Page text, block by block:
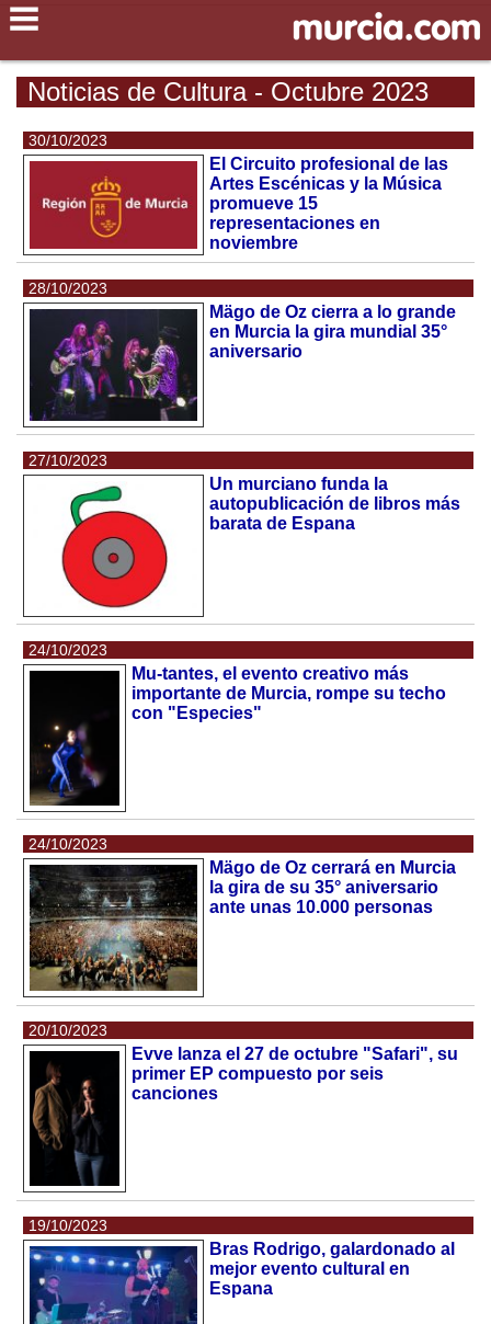
Noticias de Cultura - Octubre 2023
30/10/2023
El Circuito profesional de las
Artes Escénicas y la Música
promueve 15
representaciones en
noviembre
28/10/2023
Mägo de Oz cierra a lo grande
en Murcia la gira mundial 35°
aniversario
27/10/2023
Un murciano funda la
autopublicación de libros más
barata de Espana
24/10/2023
Mu-tantes, el evento creativo más
importante de Murcia, rompe su techo
con "Especies"
24/10/2023
Mägo de Oz cerrará en Murcia
la gira de su 35° aniversario
ante unas 10.000 personas
20/10/2023
Evve lanza el 27 de octubre "Safari", su
primer EP compuesto por seis
canciones
19/10/2023
Bras Rodrigo, galardonado al
mejor evento cultural en
Espana